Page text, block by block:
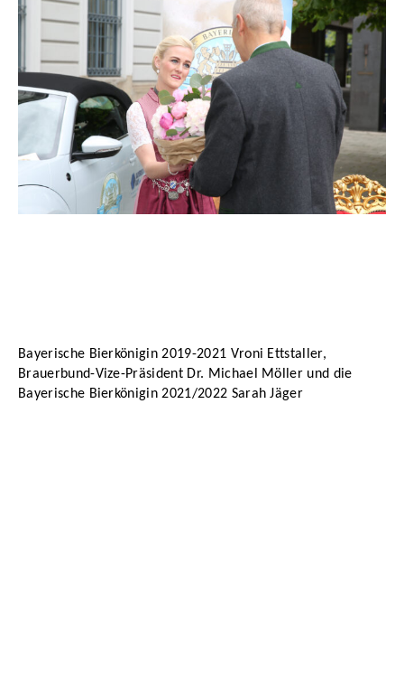
Bayerische Bierkönigin 2019-2021 Vroni Ettstaller,
Brauerbund-Vize-Präsident Dr. Michael Möller und die
Bayerische Bierkönigin 2021/2022 Sarah Jäger